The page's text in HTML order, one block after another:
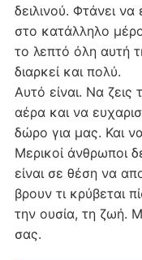
δειλινού. Φτάνει
στο κατάλληλο
το λεπτό όλη αυτή
διαρκεί και πολύ.
Αυτό είναι. Να ζεις
αέρα και να
δώρο για μας. Και
Μερικοί άνθρωποι
είναι σε θέση να
βρουν τι κρύβεται
την ουσία, τη ζωή.
σας.